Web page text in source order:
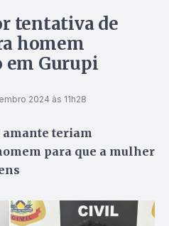
tentativa de
homem
em Gurupi
2024 às 11h28
amante teriam
para que a mulher